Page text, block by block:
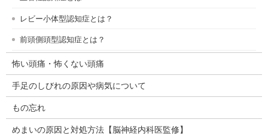
レビー小体型認知症とは？
前頭側頭型認知症とは？
怖い頭痛・怖くない頭痛
手足のしびれの原因や病気について
もの忘れ
めまいの原因と対処方法【脳神経内科医監修】